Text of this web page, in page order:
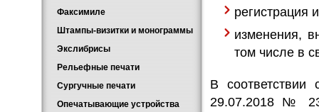
изменения,
том числе в
В
29.07.2018 №
Факсимиле
Штампы-визитки и монограммы
Экслибрисы
Рельефные печати
Сургучные печати
Опечатывающие устройства